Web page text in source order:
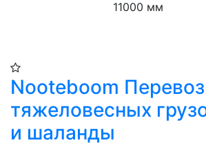
11000 мм
Nooteboom
тяжеловесных
и шаланды